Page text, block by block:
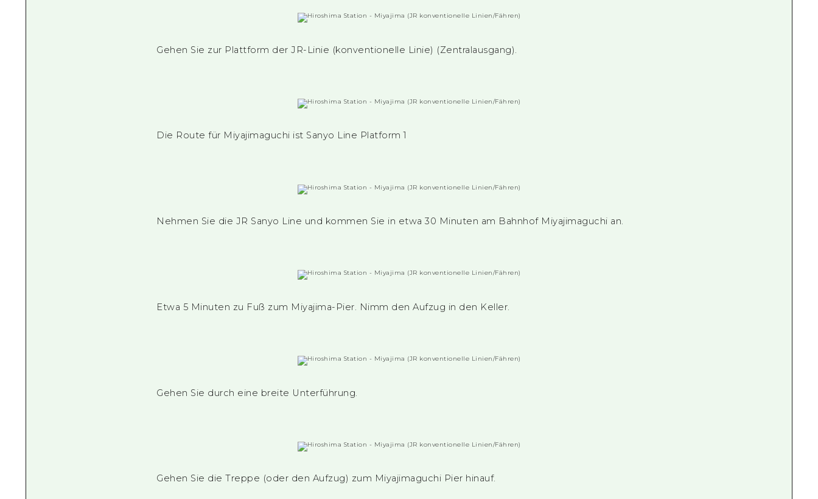
Gehen Sie zur Plattform der JR-Linie (konventionelle Linie) (Zentralausgang).
Die Route für Miyajimaguchi ist Sanyo Line Platform 1
Nehmen Sie die JR Sanyo Line und kommen Sie in etwa 30 Minuten am Bahnhof Miyajimaguchi an.
Etwa 5 Minuten zu Fuß zum Miyajima-Pier. Nimm den Aufzug in den Keller.
Gehen Sie durch eine breite Unterführung.
Gehen Sie die Treppe (oder den Aufzug) zum Miyajimaguchi Pier hinauf.